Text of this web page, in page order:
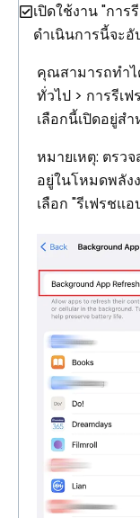
เปิดใช้งาน "กา
ดำเนินการนี้จะอั
คุณสามารถทำไ
ทั่วไป > การรีเ
เลือกนี้เปิดอยู่ส
หมายเหตุ: ตรว
อยู่ในโหมดพลัง
เลือก "รีเฟรชแ